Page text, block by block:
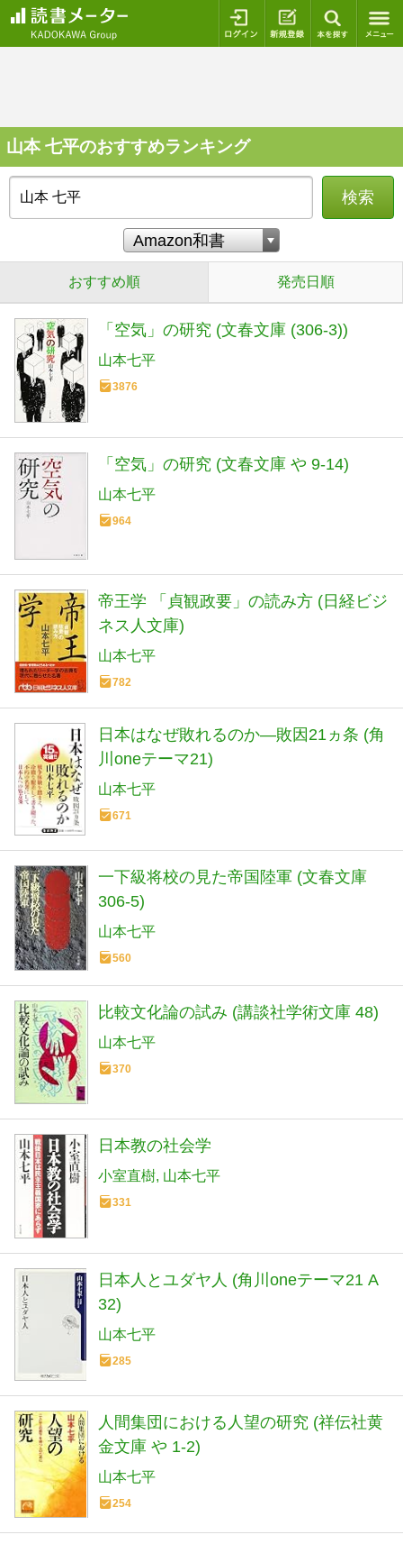
ログイン 新規登録
山本 七平のおすすめランキング
検索
おすすめ順 発売日順
「空気」の研究 (文春文庫 (306‐3))
山本七平
3876
「空気」の研究 (文春文庫 や 9-14)
山本七平
964
帝王学 「貞観政要」の読み方 (日経ビジ
ネス人文庫)
山本七平
782
日本はなぜ敗れるのか―敗因21ヵ条 (角
川oneテーマ21)
山本七平
671
一下級将校の見た帝国陸軍 (文春文庫
306-5)
山本七平
560
比較文化論の試み (講談社学術文庫 48)
山本七平
370
日本教の社会学
小室直樹 山本七平
331
日本人とユダヤ人 (角川oneテーマ21 A
32)
山本七平
285
人間集団における人望の研究 (祥伝社黄
金文庫 や 1-2)
山本七平
254